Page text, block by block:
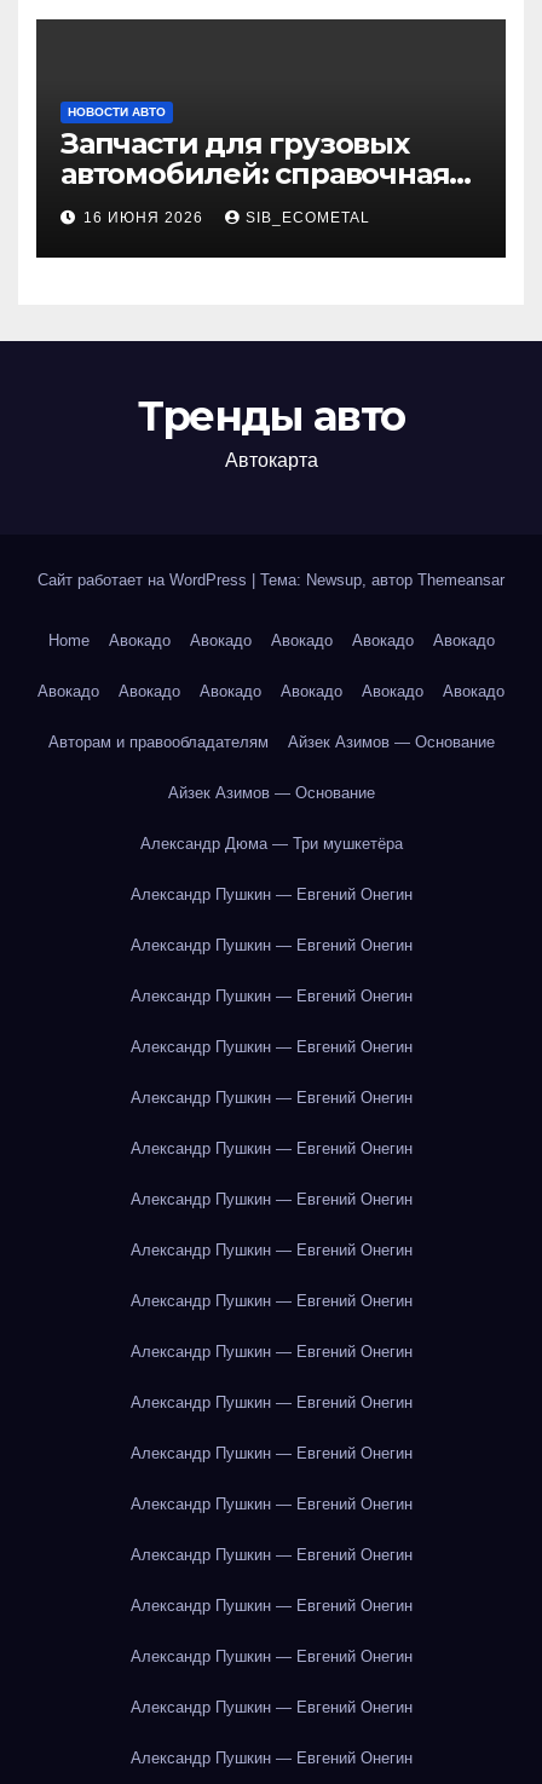
НОВОСТИ АВТО
Запчасти для грузовых
автомобилей: справочная
база по корейским и
японским моделям
16 ИЮНЯ 2026 SIB_ECOMETAL
Тренды авто
Автокарта
Сайт работает на WordPress Тема: Newsup, автор Themeansar
Home Авокадо Авокадо Авокадо Авокадо Авокадо
Авокадо Авокадо Авокадо Авокадо Авокадо Авокадо
Авторам и правообладателям Айзек Азимов — Основание
Айзек Азимов — Основание
Александр Дюма — Три мушкетёра
Александр Пушкин — Евгений Онегин
Александр Пушкин — Евгений Онегин
Александр Пушкин — Евгений Онегин
Александр Пушкин — Евгений Онегин
Александр Пушкин — Евгений Онегин
Александр Пушкин — Евгений Онегин
Александр Пушкин — Евгений Онегин
Александр Пушкин — Евгений Онегин
Александр Пушкин — Евгений Онегин
Александр Пушкин — Евгений Онегин
Александр Пушкин — Евгений Онегин
Александр Пушкин — Евгений Онегин
Александр Пушкин — Евгений Онегин
Александр Пушкин — Евгений Онегин
Александр Пушкин — Евгений Онегин
Александр Пушкин — Евгений Онегин
Александр Пушкин — Евгений Онегин
Александр Пушкин — Евгений Онегин